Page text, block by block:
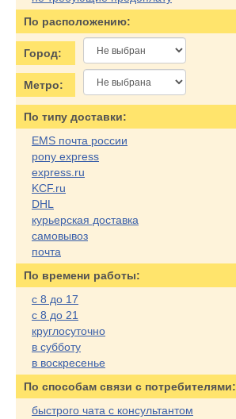
По расположению:
Город:
Метро:
По типу доставки:
EMS почта россии
pony express
express.ru
KCF.ru
DHL
курьерская доставка
самовывоз
почта
По времени работы:
с 8 до 17
с 8 до 21
круглосуточно
в субботу
в воскресенье
По cпособам связи с потребителями:
быстрого чата с консультантом